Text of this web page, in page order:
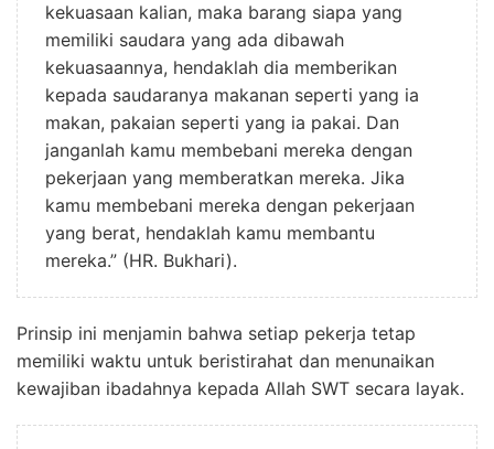
kekuasaan kalian, maka barang siapa yang
memiliki saudara yang ada dibawah
kekuasaannya, hendaklah dia memberikan
kepada saudaranya makanan seperti yang ia
makan, pakaian seperti yang ia pakai. Dan
janganlah kamu membebani mereka dengan
pekerjaan yang memberatkan mereka. Jika
kamu membebani mereka dengan pekerjaan
yang berat, hendaklah kamu membantu
mereka.” (HR. Bukhari).
Prinsip ini menjamin bahwa setiap pekerja tetap
memiliki waktu untuk beristirahat dan menunaikan
kewajiban ibadahnya kepada Allah SWT secara layak.